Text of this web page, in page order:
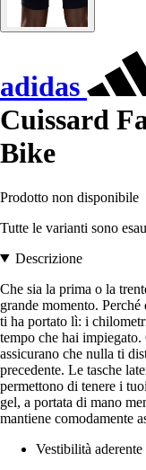
adidas
Cuissard
Bike
Prodotto non disponibile
Tutte le varianti sono
Descrizione
Che sia la prima o la
grande momento.
ti ha portato lì: i
tempo che hai
assicurano che nulla ti
precedente. Le tasche
permettono di tenere i
gel, a portata di mano
mantiene comodamente
Vestibilità